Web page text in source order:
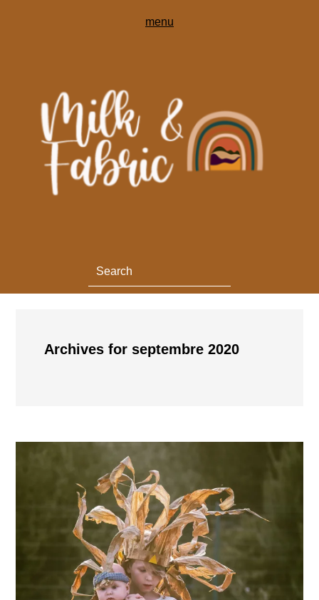
Archives for septembre 2020